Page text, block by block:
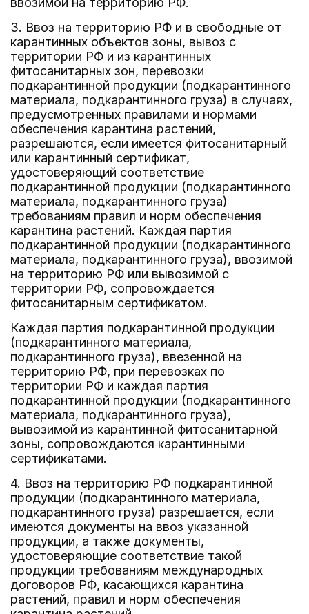
3. Ввоз на территорию РФ и в свободные от
карантинных объектов зоны, вывоз с
территории РФ и из карантинных
фитосанитарных зон, перевозки
подкарантинной продукции (подкарантинного
материала, подкарантинного груза) в случаях,
предусмотренных правилами и нормами
обеспечения карантина растений,
разрешаются, если имеется фитосанитарный
или карантинный сертификат,
удостоверяющий соответствие
подкарантинной продукции (подкарантинного
материала, подкарантинного груза)
требованиям правил и норм обеспечения
карантина растений. Каждая партия
подкарантинной продукции (подкарантинного
материала, подкарантинного груза), ввозимой
на территорию РФ или вывозимой с
территории РФ, сопровождается
фитосанитарным сертификатом.
Каждая партия подкарантинной продукции
(подкарантинного материала,
подкарантинного груза), ввезенной на
территорию РФ, при перевозках по
территории РФ и каждая партия
подкарантинной продукции (подкарантинного
материала, подкарантинного груза),
вывозимой из карантинной фитосанитарной
зоны, сопровождаются карантинными
сертификатами.
4. Ввоз на территорию РФ подкарантинной
продукции (подкарантинного материала,
подкарантинного груза) разрешается, если
имеются документы на ввоз указанной
продукции, а также документы,
удостоверяющие соответствие такой
продукции требованиям международных
договоров РФ, касающихся карантина
растений, правил и норм обеспечения